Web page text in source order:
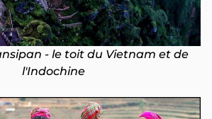
- le toit du Vietnam et de
l'Indochine